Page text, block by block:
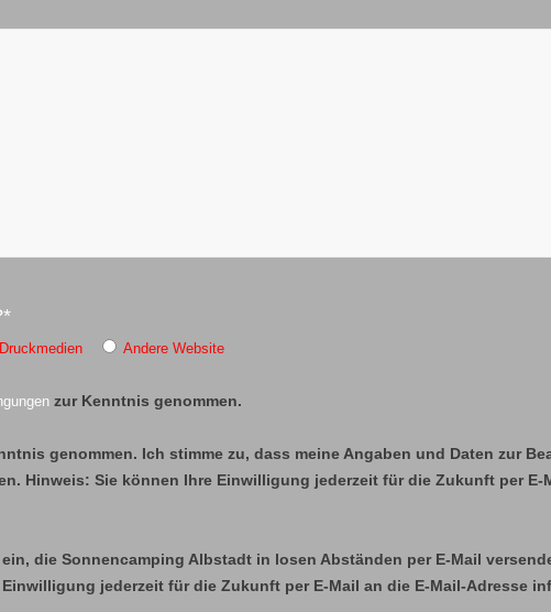
Druckmedien Andere Website
zur Kenntnis genommen.
genommen. Ich stimme zu, dass meine Angaben und Daten zur
Hinweis: Sie können Ihre Einwilligung jederzeit für die Zukunft per E-
ein, die Sonnencamping Albstadt in losen Abständen per E-Mail
jederzeit für die Zukunft per E-Mail an die E-Mail-Adresse